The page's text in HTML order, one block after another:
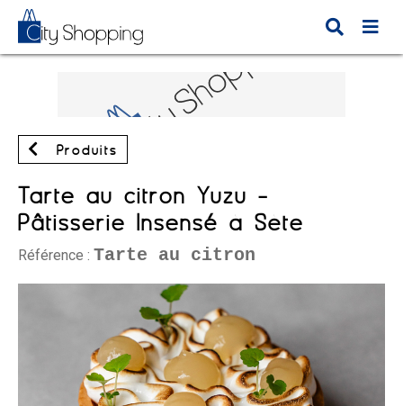
Produits
Tarte au citron Yuzu -
Pâtisserie Insensé à Sète
Référence : Tarte au citron